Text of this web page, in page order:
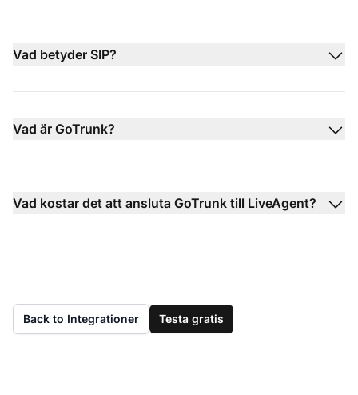
Vad betyder SIP?
Vad är GoTrunk?
Vad kostar det att ansluta GoTrunk till LiveAgent?
Back to Integrationer Testa gratis